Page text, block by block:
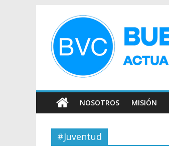
NOSOTROS MISIÓN
#Juventud